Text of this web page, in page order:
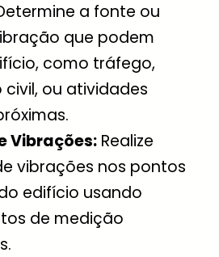
a fonte ou
que podem
como tráfego,
ou atividades
Vibrações: Realize
vibrações nos pontos
edifício usando
de medição